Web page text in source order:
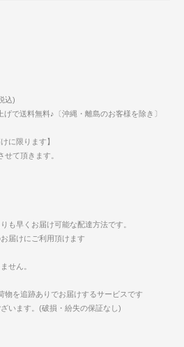
込)
で送料無料♪〔沖縄・離島のお客様を除き〕
に限ります】
て頂きます。
も早くお届け可能な配達方法です。
届けにご利用頂けます
せん。
を追跡ありでお届けするサービスです
います。(破損・紛失の保証なし)